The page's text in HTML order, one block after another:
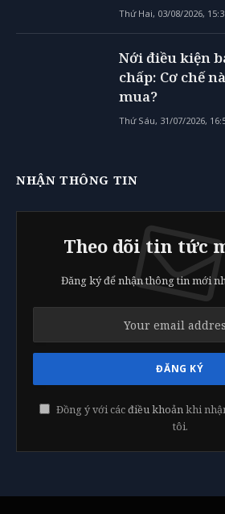
Thứ Hai, 03/08/2026,
Nới điều kiện
chấp: Cơ chế
mua?
Thứ Sáu, 31/07/2026,
NHẬN THÔNG TIN
Theo dõi tin tức
Đăng ký để nhận thông tin mới
Đồng ý với cácđiều khoảnkhi
tôi.